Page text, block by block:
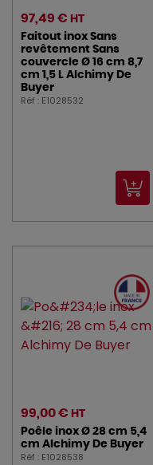
97,49 € HT
Faitout inox Sans
revêtement Sans
couvercle Ø 16 cm 8,7
cm 1,5 L Alchimy De
Buyer
Réf : E1028532
99,00 € HT
Poêle inox Ø 28 cm 5,4
cm Alchimy De Buyer
Réf : E1028538